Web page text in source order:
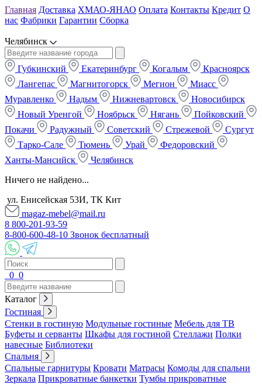
Главная Доставка ХМАО-ЯНАО Оплата Контакты Кредит О
нас Фабрики Гарантии Сборка
Челябинск
Губкинский Екатеринбург Когалым
Красноярск
Лангепас
Магнитогорск Мегион
Миасс
Муравленко
Надым Нижневартовск
Новосибирск
Новый Уренгой
Ноябрьск Нягань
Пойковский
Покачи
Радужный Советский Стрежевой
Сургут
Тарко-Сале
Тюмень Урай
Федоровский
Ханты-Мансийск
Челябинск
Ничего не найдено...
ул. Енисейская 53И, ТК Кит
magaz-mebel@mail.ru
8 800-201-93-59
8-800-600-48-10 Звонок бесплатный
0 0
Каталог
Гостиная
Стенки в гостиную Модульные гостиные Мебель для ТВ
Буфеты и серванты Шкафы для гостиной Стеллажи Полки
навесные Библиотеки
Спальня
Спальные гарнитуры Кровати Матрасы Комоды для спальни
Зеркала Прикроватные банкетки Тумбы прикроватные